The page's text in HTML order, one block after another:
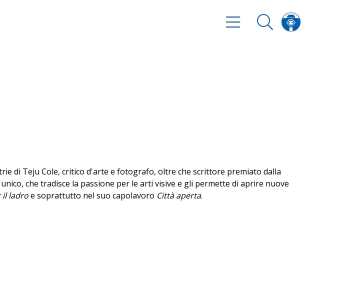
di Teju Cole, critico d'arte e fotografo, oltre che scrittore premiato dalla
che tradisce la passione per le arti visive e gli permette di aprire nuove
il ladroe soprattutto nel suo capolavoro Città aperta.